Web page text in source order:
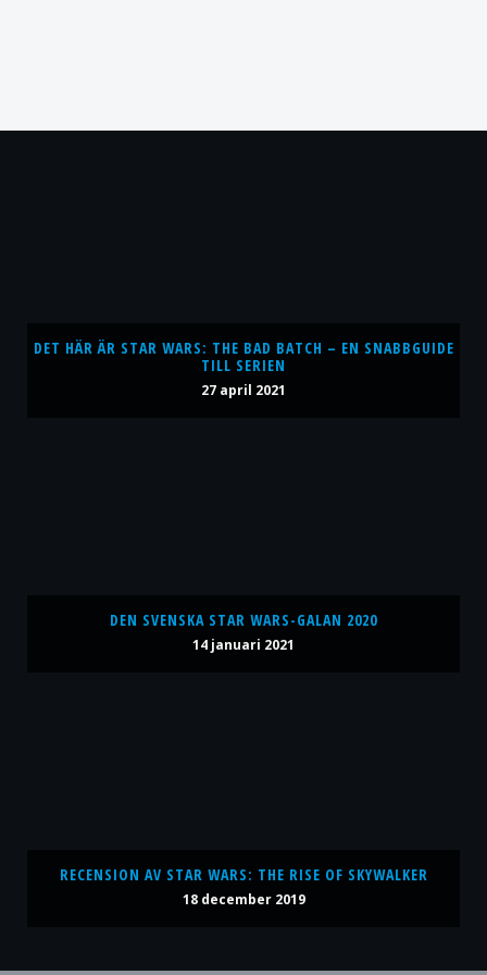
DET HÄR ÄR STAR WARS: THE BAD BATCH – EN SNABBGUIDE
TILL SERIEN
27 april 2021
DEN SVENSKA STAR WARS-GALAN 2020
14 januari 2021
RECENSION AV STAR WARS: THE RISE OF SKYWALKER
18 december 2019